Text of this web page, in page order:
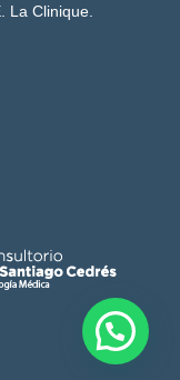
La Clinique.